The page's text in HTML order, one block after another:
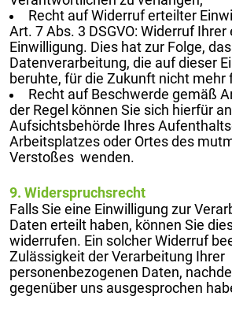
Recht auf Widerruf erteilter
Art. 7 Abs. 3 DSGVO: Widerruf
Einwilligung. Dies hat zur Folge,
Datenverarbeitung, die auf dieser
beruhte, für die Zukunft nicht mehr
Recht auf Beschwerde gemäß
der Regel können Sie sich hierfür
Aufsichtsbehörde Ihres
Arbeitsplatzes oder Ortes des
Verstoßes wenden.
9. Widerspruchsrecht
Falls Sie eine Einwilligung zur
Daten erteilt haben, können Sie
widerrufen. Ein solcher Widerruf
Zulässigkeit der Verarbeitung Ihrer
personenbezogenen Daten,
gegenüber uns ausgesprochen